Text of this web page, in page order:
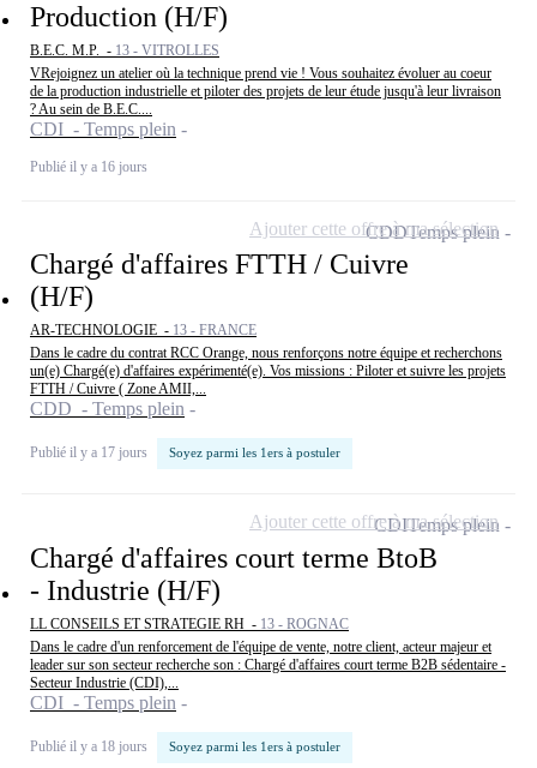
Production (H/F)
B.E.C. M.P. - 13 - VITROLLES
VRejoignez un atelier où la technique prend vie ! Vous souhaitez évoluer au coeur
de la production industrielle et piloter des projets de leur étude jusqu'à leur livraison
? Au sein de B.E.C....
CDI - Temps plein
Publié il y a 16 jours
Chargé d'affaires FTTH / Cuivre
(H/F)
AR-TECHNOLOGIE - 13 - FRANCE
Dans le cadre du contrat RCC Orange, nous renforçons notre équipe et recherchons
un(e) Chargé(e) d'affaires expérimenté(e). Vos missions : Piloter et suivre les projets
FTTH / Cuivre ( Zone AMII,...
CDD - Temps plein
Publié il y a 17 jours Soyez parmi les 1ers à postuler
CDDTemps plein
Ajouter cette offre à ma sélection
Chargé d'affaires court terme BtoB
- Industrie (H/F)
LL CONSEILS ET STRATEGIE RH - 13 - ROGNAC
Dans le cadre d'un renforcement de l'équipe de vente, notre client, acteur majeur et
leader sur son secteur recherche son : Chargé d'affaires court terme B2B sédentaire -
Secteur Industrie (CDI),...
CDI - Temps plein
Publié il y a 18 jours Soyez parmi les 1ers à postuler
CDITemps plein
Ajouter cette offre à ma sélection